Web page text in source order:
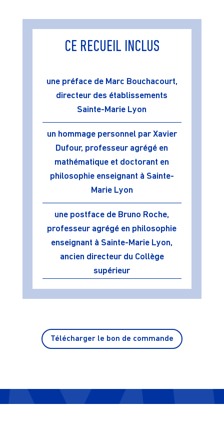
CE RECUEIL INCLUS
une préface de Marc Bouchacourt,
directeur des établissements
Sainte-Marie Lyon
un hommage personnel par Xavier
Dufour, professeur agrégé en
mathématique et doctorant en
philosophie enseignant à Sainte-
Marie Lyon
une postface de Bruno Roche,
professeur agrégé en philosophie
enseignant à Sainte-Marie Lyon,
ancien directeur du Collège
supérieur
Télécharger le bon de commande